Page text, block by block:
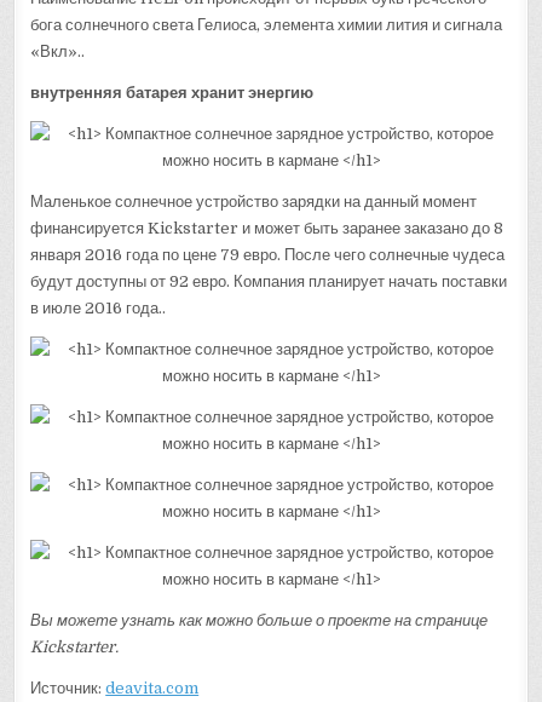
бога солнечного света Гелиоса, элемента химии лития и сигнала
«Вкл»..
внутренняя батарея хранит энергию
Маленькое солнечное устройство зарядки на данный момент
финансируется Kickstarter и может быть заранее заказано до 8
января 2016 года по цене 79 евро. После чего солнечные чудеса
будут доступны от 92 евро. Компания планирует начать поставки
в июле 2016 года..
Вы можете узнать как можно больше о проекте на странице
Kickstarter.
Источник:deavita.com